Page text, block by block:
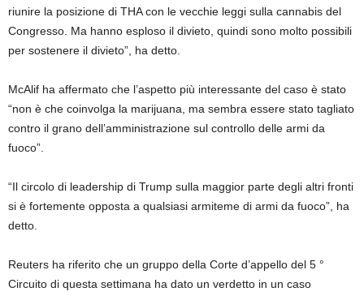
riunire la posizione di THA con le vecchie leggi sulla cannabis del
Congresso. Ma hanno esploso il divieto, quindi sono molto possibili
per sostenere il divieto”, ha detto.
McAlif ha affermato che l’aspetto più interessante del caso è stato
“non è che coinvolga la marijuana, ma sembra essere stato tagliato
contro il grano dell’amministrazione sul controllo delle armi da
fuoco”.
“Il circolo di leadership di Trump sulla maggior parte degli altri fronti
si è fortemente opposta a qualsiasi armiteme di armi da fuoco”, ha
detto.
Reuters ha riferito che un gruppo della Corte d’appello del 5 °
Circuito di questa settimana ha dato un verdetto in un caso